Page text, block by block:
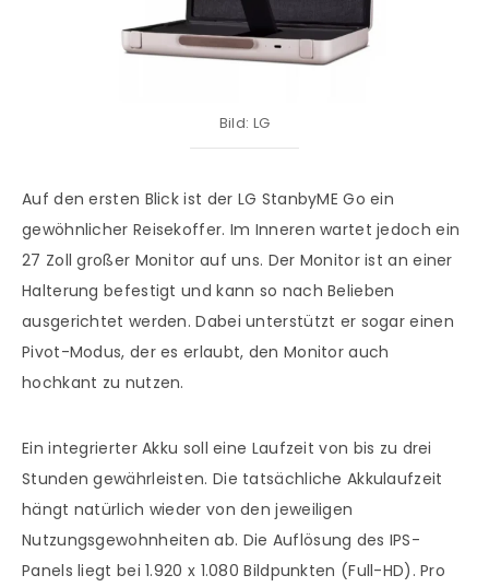
Bild: LG
Auf den ersten Blick ist der LG StanbyME Go ein
gewöhnlicher Reisekoffer. Im Inneren wartet jedoch ein
27 Zoll großer Monitor auf uns. Der Monitor ist an einer
Halterung befestigt und kann so nach Belieben
ausgerichtet werden. Dabei unterstützt er sogar einen
Pivot-Modus, der es erlaubt, den Monitor auch
hochkant zu nutzen.
Ein integrierter Akku soll eine Laufzeit von bis zu drei
Stunden gewährleisten. Die tatsächliche Akkulaufzeit
hängt natürlich wieder von den jeweiligen
Nutzungsgewohnheiten ab. Die Auflösung des IPS-
Panels liegt bei 1.920 x 1.080 Bildpunkten (Full-HD). Pro